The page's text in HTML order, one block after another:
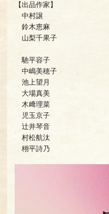
【出品作家】
中村譲
鈴木恵麻
山梨千果子
馳平容子
中嶋美穂子
池上望月
大場真美
木﨑理菜
児玉京子
辻井琴音
村松航汰
栩平詩乃